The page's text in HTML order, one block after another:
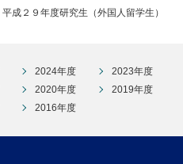
平成２９年度研究生（外国人留学生）
2024年度
2023年度
2020年度
2019年度
2016年度